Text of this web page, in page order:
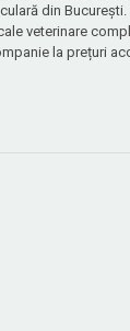
din
veterinare
la prețuri